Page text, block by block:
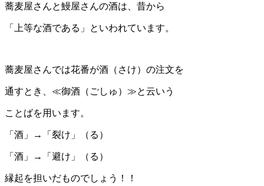
蕎麦屋さんと鰻屋さんの酒は、昔から
「上等な酒である」といわれています。
蕎麦屋さんでは花番が酒（さけ）の注文を
通すとき、≪御酒（ごしゅ）≫と云いう
ことばを用います。
「酒」→「裂け」（る）
「酒」→「避け」（る）
縁起を担いだものでしょう！！